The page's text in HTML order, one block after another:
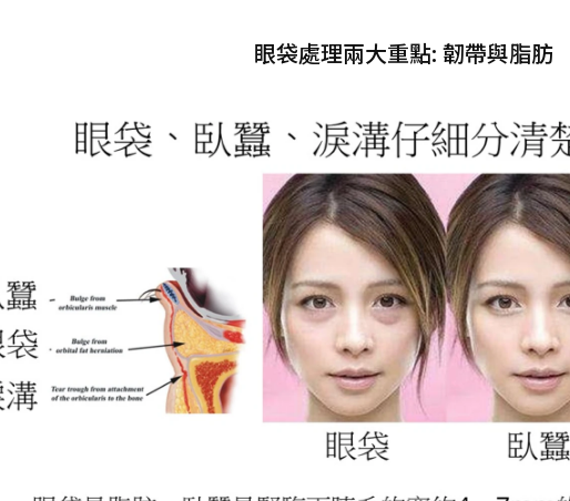
眼袋處理兩大重點: 韌帶與脂肪